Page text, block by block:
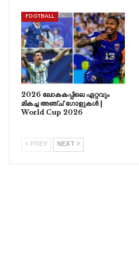
FOOTBALL
2026 ലോകകപ്പിലെ ഏറ്റവും
മികച്ച അഞ്ച് ഗോളുകൾ |
World Cup 2026
PREV NEXT